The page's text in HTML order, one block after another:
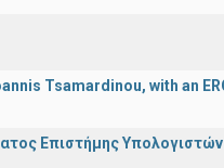
Tsamardinou, with an
Επιστήμης